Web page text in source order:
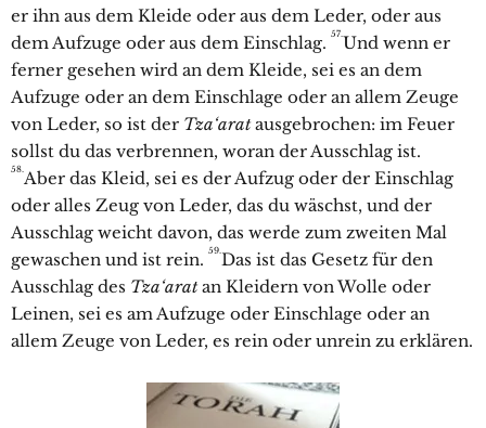
er ihn aus dem Kleide oder aus dem Leder, oder aus
dem Aufzuge oder aus dem Einschlag. 57.Und wenn er
ferner gesehen wird an dem Kleide, sei es an dem
Aufzuge oder an dem Einschlage oder an allem Zeuge
von Leder, so ist der Tza‘aratausgebrochen: im Feuer
sollst du das verbrennen, woran der Ausschlag ist.
58.Aber das Kleid, sei es der Aufzug oder der Einschlag
oder alles Zeug von Leder, das du wäschst, und der
Ausschlag weicht davon, das werde zum zweiten Mal
gewaschen und ist rein. 59.Das ist das Gesetz für den
Ausschlag des Tza‘aratan Kleidern von Wolle oder
Leinen, sei es am Aufzuge oder Einschlage oder an
allem Zeuge von Leder, es rein oder unrein zu erklären.